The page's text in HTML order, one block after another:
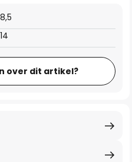
14
8,5
over dit artikel?